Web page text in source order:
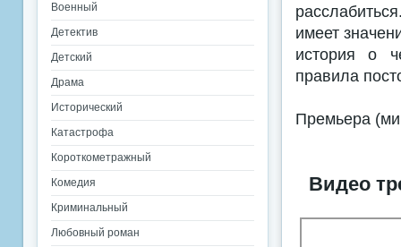
имеет
история о
правила
Премьера
Видео
Военный
Детектив
Детский
Драма
Исторический
Катастрофа
Короткометражный
Комедия
Криминальный
Любовный роман